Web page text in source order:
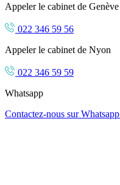
Appeler le cabinet de Genève
022 346 59 56
Appeler le cabinet de Nyon
022 346 59 59
Whatsapp
Contactez-nous sur Whatsapp